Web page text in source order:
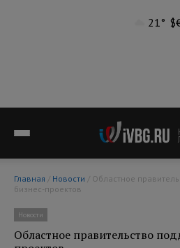
21° $
Главная / Новости
бизнес-проектов
Новости
Областное правительство